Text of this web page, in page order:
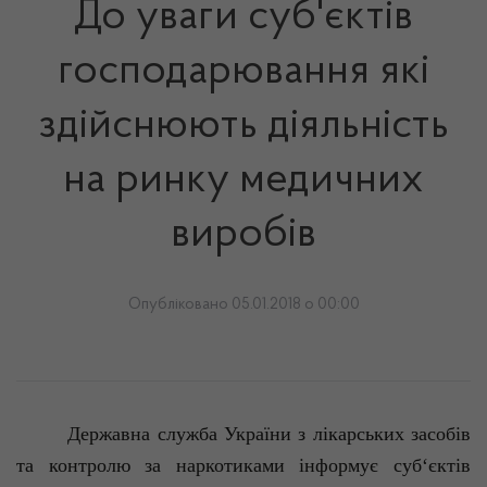
До уваги суб'єктів
господарювання які
здійснюють діяльність
на ринку медичних
виробів
Опубліковано 05.01.2018 о 00:00
Державна служба України з лікарських засобів
та контролю за наркотиками інформує суб‘єктів